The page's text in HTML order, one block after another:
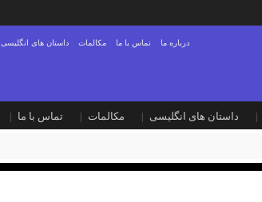
داستان های انگلیسی مکالمات تماس با ما درباره ما
داستان های انگلیسی مکالمات تماس با ما